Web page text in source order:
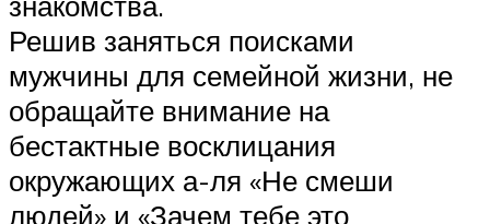
Решив заняться поисками
мужчины для семейной жизни, не
обращайте внимание на
бестактные восклицания
окружающих а-ля «Не смеши
людей» и «Зачем тебе это